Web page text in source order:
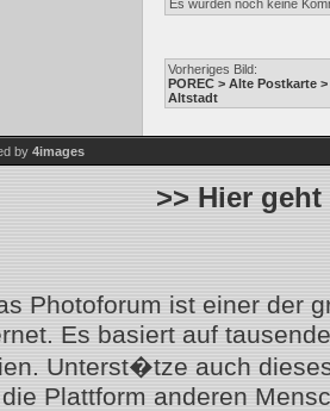
Es wurden noch keine
Vorheriges Bild:
POREC > Alte Postkarte
Altstadt
by 4images
>> Hier
Photoforum ist einer der
Es basiert auf
Unterst�tze auch
Plattform anderen